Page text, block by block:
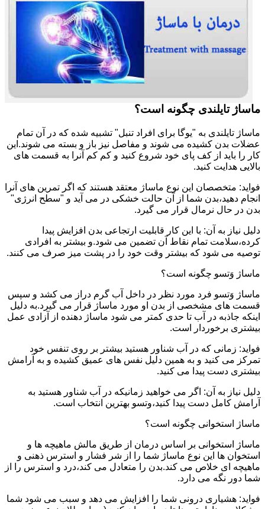
ماساژ تایلندی چگونه است؟
ماساژ تایلندی به "یوگا برای افراد تنبل" تشبیه شده که در آن تمام
عضلات بدن کشیده می شوند و مفاصل نیز باز و بسته می شوند.این
کار را باید از کف پای خود شروع کنید و کم کم آنرا به قسمت های
بالایی هدایت کنید.
فواید: متخصصان این نوع ماساژ معتقد هستند که اگر تمرین های آنرا
انجام دهید،بدن شما از آن حالت خشکی در می آید و "سطح انرژی"
بدن در حال نرمال قرار می گیرد.
دلیل نیاز به آن: با این کار قابلیت ارتجاعی بدن افزایش پیدا
کرده،سلامت تمام نقاط آن تضمین می شود.و بیشتر به افرادی
توصیه می شود که بیشتر وقت خود را در پشت میز صرف می کنند.
ماساژ وَتسو چگونه است؟
ماساژ وَتسو فرد مورد نظر در داخل آب گرم دراز می کشد و سپس
قسمت های مشخصی از بدن او مورد ماساژ قرار می گیرد.به دلیل
اینکه جاذبه در آب تا حدی کمتر می شود ماساژ دهنده از آزادی عمل
بیشتری برخوردار است.
فواید: زمانی که در آب شناور هستید بیشتر بر روی تنفس خود
تمرکز می کنید و به همین دلیل نفس های عمیق کشیده و به آرامش
بیشتری دست پیدا می کنید.
دلیل نیاز به آن: اگر می خواهید زمانیکه در آب شناور هستید به
آرامش کامل دست پیدا کنید،وتسو بهترین انتخاب است.
ماساژ استخوانی چگونه است؟
ماساژ استخوانی بر اساس درمان از طریق مالش ماهیچه ها و
استخوان ها این نوع ماساژ شما را از شر فشار و استرس ذهنی و
ماهیچه ای خلاص می کند.بدن را متعادل می کند،درد و استرس را از
شما دور نگه می دارد.
فواید: هشیاری درونی شما را افزایش می دهد و سبب می شود شما